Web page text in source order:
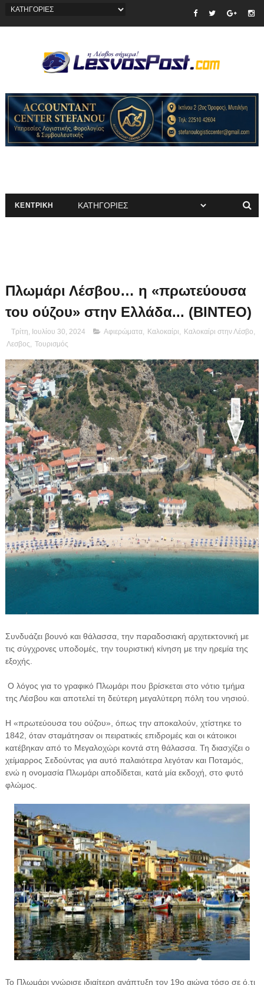
ΚΕΝΤΡΙΚΗ
Πλωμάρι Λέσβου… η «πρωτεύουσα
του ούζου» στην Ελλάδα... (ΒΙΝΤΕΟ)
Τρίτη, Ιουλίου 30, 2024 Αφιερώματα, Καλοκαίρι Καλοκαίρι στην Λέσβο
Λεσβος
Τουρισμός
Συνδυάζει βουνό και θάλασσα, την παραδοσιακή αρχιτεκτονική με
τις σύγχρονες υποδομές, την τουριστική κίνηση με την ηρεμία της
εξοχής.
Ο λόγος για το γραφικό Πλωμάρι που βρίσκεται στο νότιο τμήμα
της Λέσβου και αποτελεί τη δεύτερη μεγαλύτερη πόλη του νησιού.
Η «πρωτεύουσα του ούζου», όπως την αποκαλούν, χτίστηκε το
1842, όταν σταμάτησαν οι πειρατικές επιδρομές και οι κάτοικοι
κατέβηκαν από το Μεγαλοχώρι κοντά στη θάλασσα. Τη διασχίζει ο
χείμαρρος Σεδούντας για αυτό παλαιότερα λεγόταν και Ποταμός,
ενώ η ονομασία Πλωμάρι αποδίδεται, κατά μία εκδοχή, στο φυτό
φλώμος.
Το Πλωμάρι γνώρισε ιδιαίτερη ανάπτυξη τον 19ο αιώνα τόσο σε ό,τι